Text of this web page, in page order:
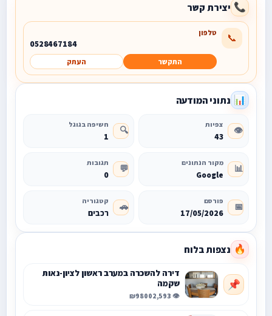
📞 יצירת קשר
📞 טלפון
0528467184
התקשר העתק
📊 נתוני המודעה
👁️ צפיות
43
🔍 חשיפה בגוגל
1
📊 מקור הנתונים
Google
💬 תגובות
0
📅 פורסם
17/05/2026
🚗 קטגוריה
רכבים
🔥 נצפות בלוח
📌
דירה להשכרה במערב ראשון לציון-נאות
שקמה
👁️ 2,593
₪9800